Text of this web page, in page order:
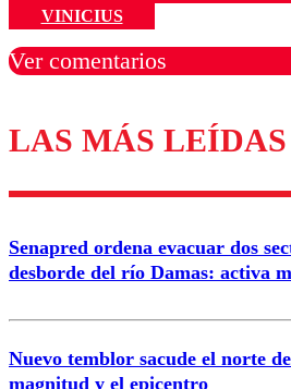
VINICIUS
Ver comentarios
Los comentarios son
diálogo
Correo
LAS MÁS LEÍDAS
Senapred ordena evacuar dos
desborde del río Damas: activa
Nuevo temblor sacude el norte
magnitud y el epicentro